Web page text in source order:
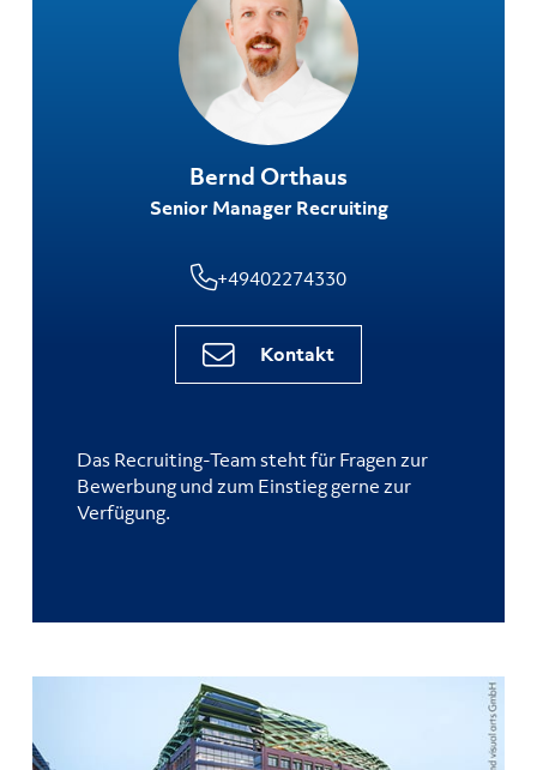
Bernd Orthaus
Senior Manager Recruiting
+49402274330
Kontakt
Das Recruiting-Team steht für Fragen zur
Bewerbung und zum Einstieg gerne zur
Verfügung.